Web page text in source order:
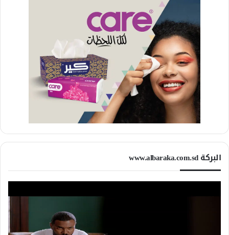
البركة www.albaraka.com.sd